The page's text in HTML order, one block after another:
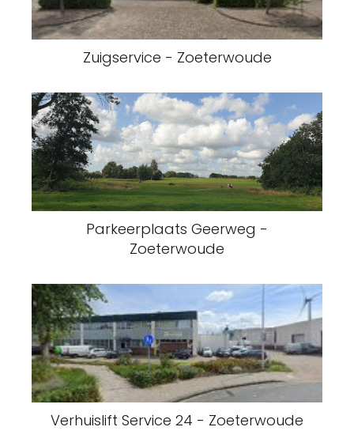
Zuigservice - Zoeterwoude
Parkeerplaats Geerweg -
Zoeterwoude
Verhuislift Service 24 - Zoeterwoude